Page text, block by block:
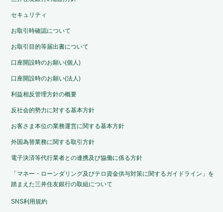
セキュリティ
お取引時確認について
お取引目的等届出書について
口座開設時のお願い(個人)
口座開設時のお願い(法人)
利益相反管理方針の概要
反社会的勢力に対する基本方針
お客さま本位の業務運営に関する基本方針
外国為替業務に関する取引方針
電子決済等代行業者との連携及び協働に係る方針
「マネー・ローンダリング及びテロ資金供与対策に関するガイドライン」を
踏まえた三井住友銀行の取組について
SNS利用規約